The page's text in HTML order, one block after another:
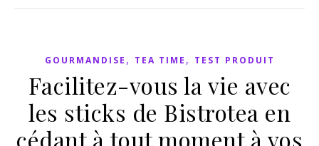
GOURMANDISE , TEA TIME , TEST PRODUIT
Facilitez-vous la vie avec
les sticks de Bistrotea en
cédant à tout moment à vos